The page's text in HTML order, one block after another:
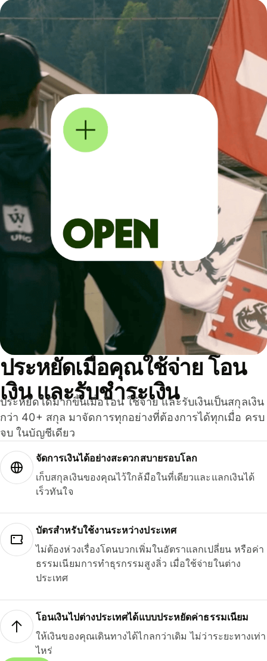
ประหยัดเมื่อคุณใช้จ่าย โอน
เงิน และรับชำระเงิน
ประหยัดได้มากขึ้นเมื่อโอน ใช้จ่าย และรับเงินเป็นสกุลเงิน
กว่า 40+ สกุล มาจัดการทุกอย่างที่ต้องการได้ทุกเมื่อ ครบ
จบ ในบัญชีเดียว
จัดการเงินได้อย่างสะดวกสบายรอบโลก
เก็บสกุลเงินของคุณไว้ใกล้มือในที่เดียวและแลกเงินได้
เร็วทันใจ
บัตรสำหรับใช้งานระหว่างประเทศ
ไม่ต้องห่วงเรื่องโดนบวกเพิ่มในอัตราแลกเปลี่ยน หรือค่า
ธรรมเนียมการทำธุรกรรมสูงลิ่ว เมื่อใช้จ่ายในต่าง
ประเทศ
โอนเงินไปต่างประเทศได้แบบประหยัดค่าธรรมเนียม
ให้เงินของคุณเดินทางได้ไกลกว่าเดิม ไม่ว่าระยะทางเท่า
ไหร่